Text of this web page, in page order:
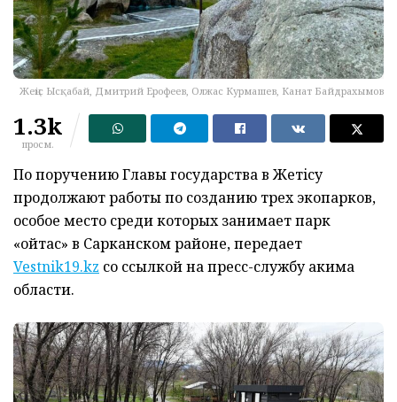
Жеңіс Ысқабай, Дмитрий Ерофеев, Олжас Курмашев, Канат Байдрахымов
1.3k
просм.
По поручению Главы государства в Жетiсу
продолжают работы по созданию трех экопарков,
особое место среди которых занимает парк
«Қойтас» в Сарканском районе, передает
Vestnik19.kz со ссылкой на пресс-службу акима
области.